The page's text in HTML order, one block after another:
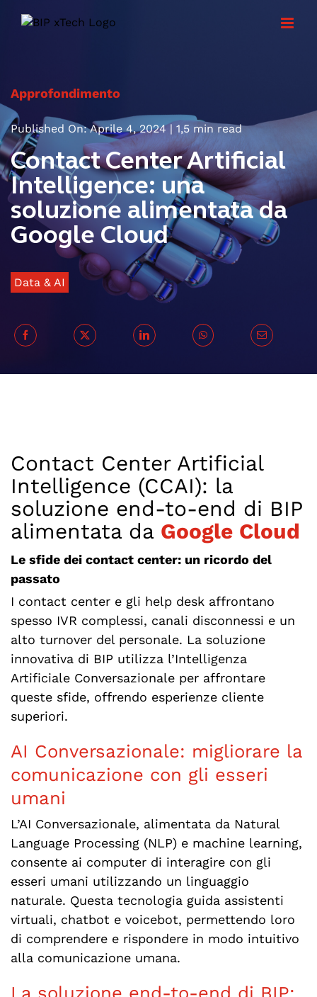
Approfondimento
Published On: Aprile 4, 2024 | 1,5 min read
Contact Center Artificial
Intelligence: una
soluzione alimentata da
Google Cloud
Data & AI
Contact Center Artificial
Intelligence (CCAI): la
soluzione end-to-end di BIP
alimentata da Google Cloud
Le sfide dei contact center: un ricordo del
passato
I contact center e gli help desk affrontano
spesso IVR complessi, canali disconnessi e un
alto turnover del personale. La soluzione
innovativa di BIP utilizza l’Intelligenza
Artificiale Conversazionale per affrontare
queste sfide, offrendo esperienze cliente
superiori.
AI Conversazionale: migliorare la
comunicazione con gli esseri
umani
L’AI Conversazionale, alimentata da Natural
Language Processing (NLP) e machine learning,
consente ai computer di interagire con gli
esseri umani utilizzando un linguaggio
naturale. Questa tecnologia guida assistenti
virtuali, chatbot e voicebot, permettendo loro
di comprendere e rispondere in modo intuitivo
alla comunicazione umana.
La soluzione end-to-end di BIP: